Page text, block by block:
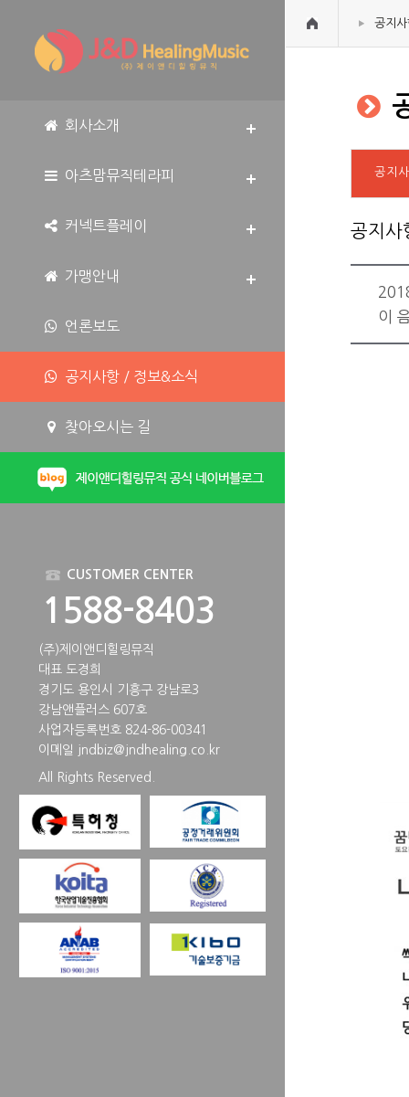
공지
공지
공지사
이
회사소개
아츠맘뮤직테라피
커넥트플레이
가맹안내
언론보도
공지사항 / 정보&소식
찾아오시는 길
CUSTOMER CENTER
1588-8403
(주)제이앤디힐링뮤직
대표 도경희
경기도 용인시 기흥구 강남로3
강남앤플러스 607호
사업자등록번호 824-86-00341
이메일 jndbiz@jndhealing.co.kr
All Rights Reserved.